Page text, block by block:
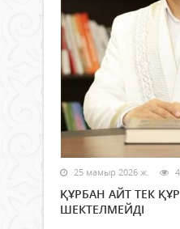
25 мамыр 2026 ж.
ҚҰРБАН АЙТ ТЕК
ШЕКТЕЛМЕЙДІ